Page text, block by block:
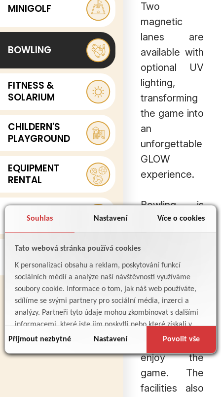
Souhlas Nastavení Více o cookies
Tato webová stránka používá cookies
K personalizaci obsahu a reklam, poskytování funkcí
sociálních médií a analýze naší návštěvnosti využíváme
soubory cookie. Informace o tom, jak náš web používáte,
sdílíme se svými partnery pro sociální média, inzerci a
analýzy. Partneři tyto údaje mohou zkombinovat s dalšími
informacemi, které jste jim poskytli nebo které získali v
důsledku toho, že používáte jejich služby.
Přijmout nezbytné Nastavení Povolit vše
MINIGOLF
BOWLING
FITNESS &
SOLARIUM
CHILDERN'S
PLAYGROUND
EQUIPMENT
RENTAL
ACCOMODITION
RESTAURANT &
REFRESHMENTS
Two
magnetic
lanes are
available with
optional UV
lighting,
transforming
the game into
an
unforgettable
GLOW
experience.
Bowling is
suitable for all
ages – thanks
retractable
children’s
bumpers,
even the
youngest
players can
enjoy the
game. The
facilities also